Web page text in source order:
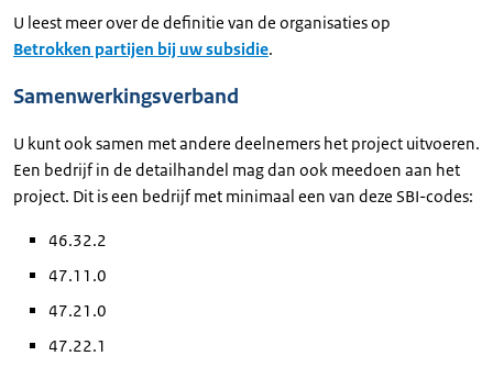
U leest meer over de definitie van de organisaties op
Betrokken partijen bij uw subsidie.
Samenwerkingsverband
U kunt ook samen met andere deelnemers het project uitvoeren.
Een bedrijf in de detailhandel mag dan ook meedoen aan het
project. Dit is een bedrijf met minimaal een van deze SBI-codes:
46.32.2
47.11.0
47.21.0
47.22.1